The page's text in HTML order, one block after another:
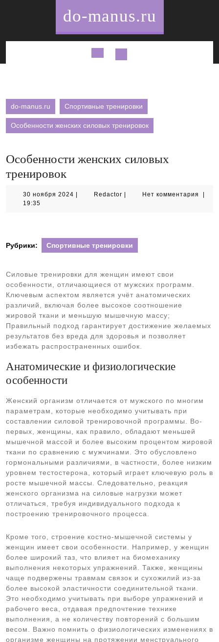
do-manus.ru
Кнопка
do-manus.ru Спортивные тренировки
Особенности женских силовых тренировок
Особенности женских силовых
тренировок
30 ноября 2024 30
Redactor RedactorНет комментария
19:35
Рубрики: Спортивные тренировки
Силовые тренировки для женщин имеют свои
особенности, отличающиеся от мужских программ.
Ключевым аспектом является учёт анатомических
различий, включая более высокое соотношение
жировой ткани и меньшую мышечную массу;
Правильный подход гарантирует достижение желаемых
результатов без вреда для здоровья и позволяет
избежать распространенных ошибок.
Анатомические и физиологические
особенности
Женский организм отличается от мужского по многим
параметрам, которые необходимо учитывать при
составлении силовой тренировочной программы. Во-
первых, женщины, как правило, обладают меньшей
мышечной массой и более высоким процентом жировой
ткани по сравнению с мужчинами. Это обусловлено
гормональными различиями, в частности, более низким
уровнем тестостерона, который играет ключевую роль в
росте мышечной массы. Следовательно, реакция
женского организма на силовые нагрузки может
отличаться, требуя индивидуального подхода к
построению тренировочного процесса.
Кроме того, строение костно-мышечной системы у
женщин имеет свои особенности. Например, у женщин
более широкий таз, что влияет на биомеханику
выполнения некоторых упражнений. Также, женщины
чаще подвержены травмам связок и сухожилий из-за
более высокой эластичности соединительной ткани.
Это необходимо учитывать при выборе упражнений и
рабочего веса, отдавая предпочтение технике
выполнения, а не количеству повторений с большим
весом. Важно помнить о физиологических изменениях в
организме женщины на протяжении менструального